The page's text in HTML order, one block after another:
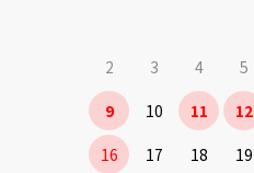
2
3 4 5
9
10 11 12
16
17 18 19